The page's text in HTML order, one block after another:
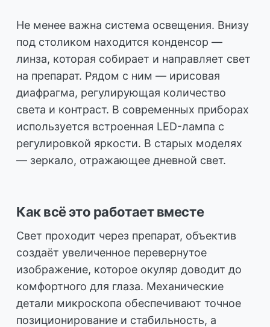
Не менее важна система освещения. Внизу
под столиком находится конденсор —
линза, которая собирает и направляет свет
на препарат. Рядом с ним — ирисовая
диафрагма, регулирующая количество
света и контраст. В современных приборах
используется встроенная LED-лампа с
регулировкой яркости. В старых моделях
— зеркало, отражающее дневной свет.
Как всё это работает вместе
Свет проходит через препарат, объектив
создаёт увеличенное перевернутое
изображение, которое окуляр доводит до
комфортного для глаза. Механические
детали микроскопа обеспечивают точное
позиционирование и стабильность, а